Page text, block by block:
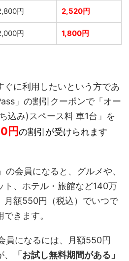
円 2,520円
円 1,800円
ぐに利用したいという方であ
」の割引クーポンで「 オー
込み)スペース料 車1台 」を
円の割引が受けられます
の会員になると、グルメや、
ト、ホテル・旅館など140万
月額550円 （税込）でいつで
きます。
になるには、
月額550円
「お試し無料期間がある」